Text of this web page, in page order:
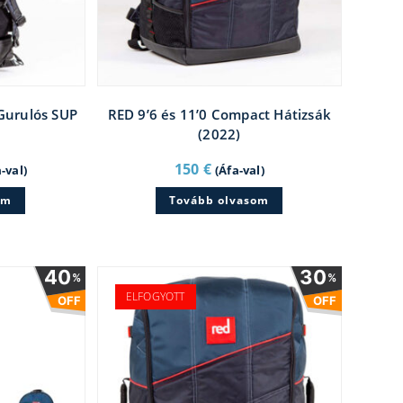
SUP
val)
RED 9’6 és 11’0 Compact Hátizsák
(2022)
150 € (Áfa-val)
Tovább olvasom
40%
OFF ELFOGYOTT
30%
OFF